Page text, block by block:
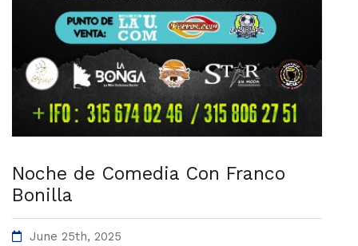
Noche de Comedia Con Franco
Bonilla
June 25th, 2025